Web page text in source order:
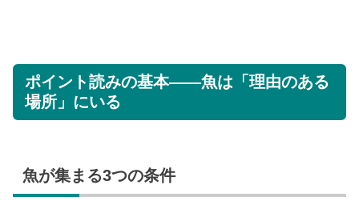
ポイント読みの基本——魚は「理由のある
場所」にいる
魚が集まる3つの条件